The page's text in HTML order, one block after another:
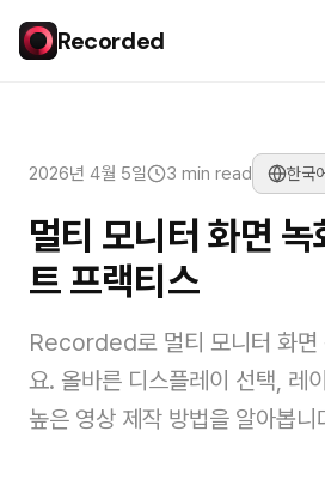
Recorded
2026년 4월 5일 3 min read 한국
멀티 모니터 화면
트 프랙티스
Recorded로 멀티 모니터 화면
요. 올바른 디스플레이 선택, 레
높은 영상 제작 방법을 알아봅니